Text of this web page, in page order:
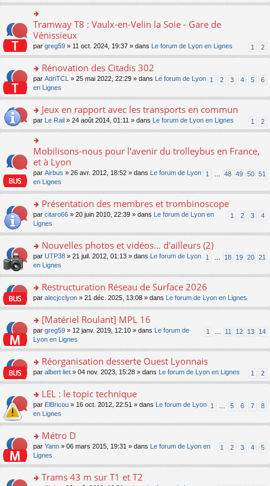
s
ult
er
le
m
e
s
s
g
o
n
lu
le
pl
u
s
ré
c
e
nt
o
n
ult
er
le
m
e
s
a
g
e
n
o
n
le
u
s
ré
c
e
Tramway T8 : Vaulx-en-Velin la Soie - Gare de
Vénissieux
1 2
par greg59 » 11 oct. 2024, 19:37 » dans Le forum de Lyon en Lignes
o
n
s
er
le
m
e
s
s
g
o
n
lu
le
u
s
ré
c
e
nt
Rénovation des Citadis 302
1 2 3 4 5 6
par AdriTCL » 25 mai 2022, 22:29 » dans
Le forum de Lyon
en Lignes
o
n
s
ult
er
le
m
e
s
s
g
o
n
lu
le
u
s
ré
c
e
nt
Jeux en rapport avec les transports en commun
1 2
par Le Rail » 24 août 2014, 01:11 » dans Le forum de Lyon en Lignes
o
n
ult
le
m
e
s
s
g
e
n
o
n
lu
u
s
ré
c
e
Mobilisons-nous pour l'avenir du trolleybus en France,
et à Lyon
1 48 49 50 51
par Airbus » 26 avr. 2012, 18:52 » dans
Le forum de Lyon
en Lignes
o
s
er
le
m
e
s
s
e
n
o
n
lu
pl
s
ré
c
e
Présentation des membres et trombinoscope
1 2 3 4
par citaro66 » 20 juin 2010, 22:39 » dans
Le forum de Lyon en
Lignes
o
n
s
er
le
m
e
s
s
e
n
o
n
le
s
ré
e
Nouvelles photos et vidéos... d'ailleurs (2)
1 18 19 20 21
par UTP38 » 21 juil. 2012, 01:13 » dans
Le forum de Lyon
en Lignes
o
n
ult
er
le
m
e
s
g
e
n
o
n
le
s
Restructuration Réseau de Surface 2026
par alecjcclyon » 21 déc. 2025, 13:08 » dans Le forum de Lyon en Lignes
o
s
er
le
m
e
s
s
e
n
o
n
lu
[Matériel Roulant] MPL 16
1 11 12 13 14
par greg59 » 12 janv. 2019, 12:10 » dans
Le forum de
Lyon en Lignes
o
n
ult
er
le
m
e
s
s
e
Réorganisation desserte Ouest Lyonnais
1 2
par albert liet » 04 nov. 2023, 15:28 » dans Le forum de Lyon en Lignes
o
n
s
er
le
m
e
s
LEL : le topic technique
1 5 6 7 8
par ElBricou » 16 oct. 2012, 22:51 » dans
Le forum de Lyon
en Lignes
o
s
er
Métro D
1 2 3 4 5
par Yann » 06 mars 2015, 19:31 » dans
Le forum de Lyon en
Lignes
Trams 43 m sur T1 et T2